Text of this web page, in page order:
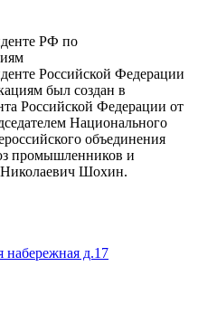
РФ по
Российской Федерации
был создан в
Российской Федерации от
Национального
объединения
промышленников и
Шохин.
набережная д.17